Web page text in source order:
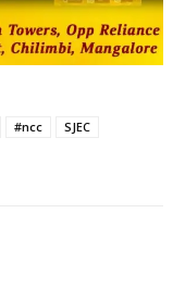
#ncc
SJEC